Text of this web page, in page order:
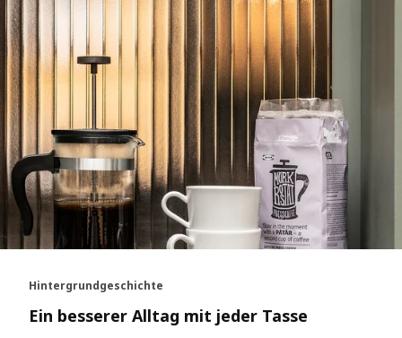
Hintergrundgeschichte
Ein besserer Alltag mit jeder Tasse